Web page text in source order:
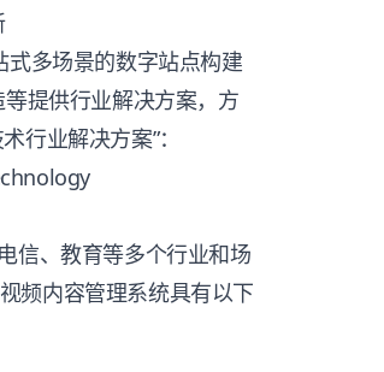
多场景的数字站点构建
提供行业解决方案，方
行业解决方案”：
信、教育等多个行业和场
频内容管理系统具有以下